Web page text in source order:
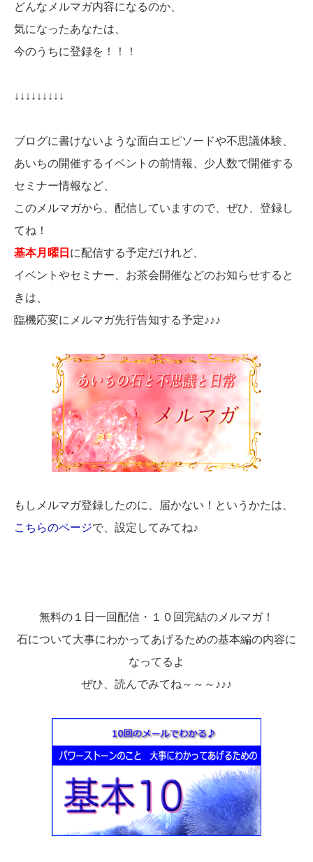
どんなメルマガ内容になるのか、
気になったあなたは、
今のうちに登録を！！！
↓↓↓↓↓↓↓↓↓
ブログに書けないような面白エピソードや不思議体験、
あいちの開催するイベントの前情報、少人数で開催する
セミナー情報など、
このメルマガから、配信していますので、ぜひ、登録し
てね！
基本月曜日 に配信する予定だけれど、
イベントやセミナー、お茶会開催などのお知らせすると
きは、
臨機応変にメルマガ先行告知する予定♪♪♪
もしメルマガ登録したのに、届かない！というかたは、
こちらのページで、設定してみてね♪
無料の１日一回配信・１０回完結のメルマガ！
石について大事にわかってあげるための基本編の内容に
なってるよ
ぜひ、読んでみてね～～～♪♪♪